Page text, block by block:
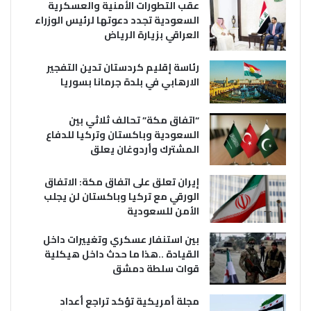
عقب التطورات الأمنية والعسكرية
السعودية تجدد دعوتها لرئيس الوزراء
العراقي بزيارة الرياض
رئاسة إقليم كردستان تدين التفجير
الارهابي في بلدة جرمانا بسوريا
“اتفاق مكة” تحالف ثلاثي بين
السعودية وباكستان وتركيا للدفاع
المشترك وأردوغان يعلق
إيران تعلق على اتفاق مكة: الاتفاق
الورقي مع تركيا وباكستان لن يجلب
الأمن للسعودية
بين استنفار عسكري وتغييرات داخل
القيادة ..هذا ما حدث داخل هيكلية
قوات سلطة دمشق
مجلة أمريكية تؤكد تراجع أعداد